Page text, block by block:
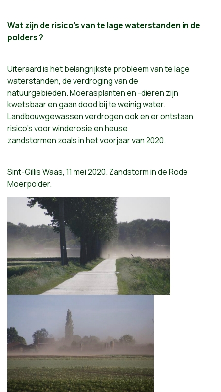
Wat zijn de risico’s van te lage waterstanden in de
polders ?
Uiteraard is het belangrijkste probleem van te lage
waterstanden, de verdroging van de
natuurgebieden. Moerasplanten en -dieren zijn
kwetsbaar en gaan dood bij te weinig water.
Landbouwgewassen verdrogen ook en er ontstaan
risico’s voor winderosie en heuse
zandstormen zoals in het voorjaar van 2020.
Sint-Gillis Waas, 11 mei 2020. Zandstorm in de Rode
Moerpolder.